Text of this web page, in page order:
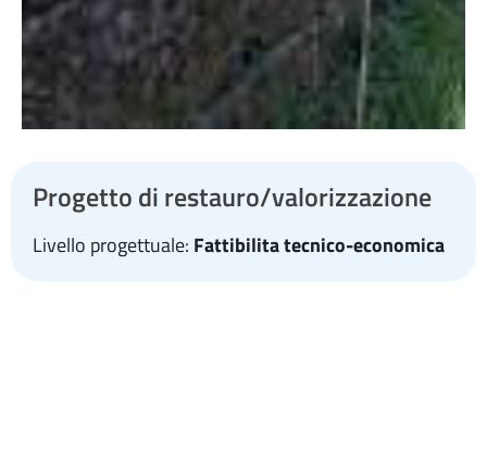
Progetto di restauro/valorizzazione
Livello progettuale: Fattibilita tecnico-economica